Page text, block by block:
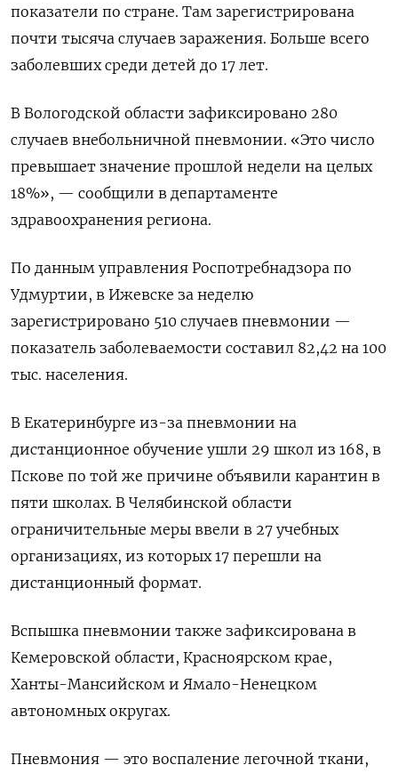
показатели по стране. Там зарегистрирована
почти тысяча случаев заражения. Больше всего
заболевших среди детей до 17 лет.
В Вологодской области зафиксировано 280
случаев внебольничной пневмонии. «Это число
превышает значение прошлой недели на целых
18%», — сообщили в департаменте
здравоохранения региона.
По данным управления Роспотребнадзора по
Удмуртии, в Ижевске за неделю
зарегистрировано 510 случаев пневмонии —
показатель заболеваемости составил 82,42 на 100
тыс. населения.
В Екатеринбурге из-за пневмонии на
дистанционное обучение ушли 29 школ из 168, в
Пскове по той же причине объявили карантин в
пяти школах. В Челябинской области
ограничительные меры ввели в 27 учебных
организациях, из которых 17 перешли на
дистанционный формат.
Вспышка пневмонии также зафиксирована в
Кемеровской области, Красноярском крае,
Ханты-Мансийском и Ямало-Ненецком
автономных округах.
Пневмония — это воспаление легочной ткани,